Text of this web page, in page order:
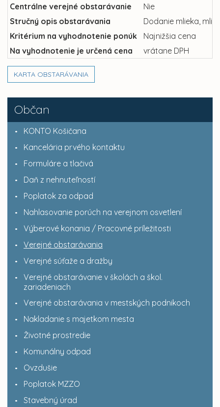
Občan
KONTO Košičana
Kancelária prvého kontaktu
Formuláre a tlačivá
Daň z nehnuteľností
Poplatok za odpad
Nahlasovanie porúch na verejnom osvetlení
Výberové konania / Pracovné príležitosti
Verejné obstarávania
Verejné súťaže a dražby
Verejné obstarávanie v školách a škol.
zariadeniach
Verejné obstarávania v mestských podnikoch
Nakladanie s majetkom mesta
Životné prostredie
Komunálny odpad
Ovzdušie
Poplatok MZZO
Stavebný úrad
Centrálne verejné obstarávanie
Nie
Stručný opis obstarávania
Dodanie mlieka,
Kritérium na vyhodnotenie ponúk
Najnižšia cena
Na vyhodnotenie je určená cena
vrátane DPH
KARTA OBSTARÁVANIA